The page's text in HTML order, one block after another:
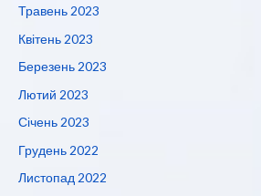
Травень 2023
Квітень 2023
Березень 2023
Лютий 2023
Січень 2023
Грудень 2022
Листопад 2022